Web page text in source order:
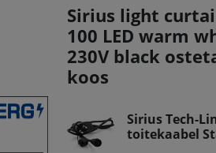
Sirius light
100 LED warm
230V black
koos
Sirius Tech-
toitekaabel